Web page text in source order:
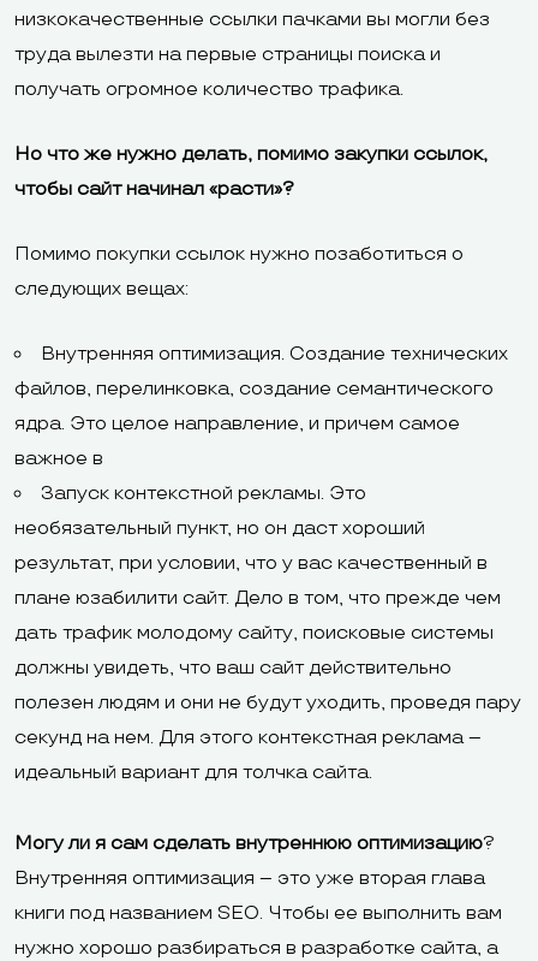
низкокачественные ссылки пачками вы могли без
труда вылезти на первые страницы поиска и
получать огромное количество трафика.
Но что же нужно делать, помимо закупки ссылок,
чтобы сайт начинал «расти»?
Помимо покупки ссылок нужно позаботиться о
следующих вещах:
Внутренняя оптимизация. Создание технических
файлов, перелинковка, создание семантического
ядра. Это целое направление, и причем самое
важное в
Запуск контекстной рекламы. Это
необязательный пункт, но он даст хороший
результат, при условии, что у вас качественный в
плане юзабилити сайт. Дело в том, что прежде чем
дать трафик молодому сайту, поисковые системы
должны увидеть, что ваш сайт действительно
полезен людям и они не будут уходить, проведя пару
секунд на нем. Для этого контекстная реклама –
идеальный вариант для толчка сайта.
Могу ли я сам сделать внутреннюю оптимизацию?
Внутренняя оптимизация – это уже вторая глава
книги под названием SEO. Чтобы ее выполнить вам
нужно хорошо разбираться в разработке сайта, а